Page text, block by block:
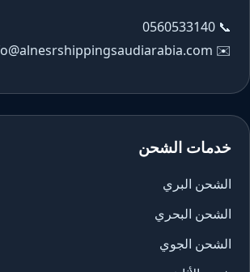
📞
0560533140
✉️
خدمات الشحن
الشحن البري
الشحن البحري
الشحن الجوي